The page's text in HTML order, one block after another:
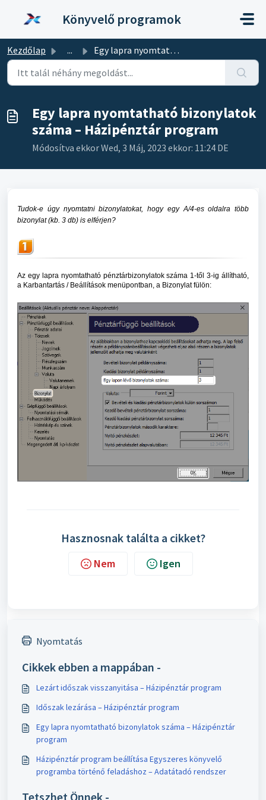
Könyvelő programok
Kezdőlap ... Egy lapra nyomtatható bizonylatok száma – Házipénztár pro...
Egy lapra nyomtatható bizonylatok
száma – Házipénztár program
Módosítva ekkor Wed, 3 Máj, 2023 ekkor: 11:24 DE
Tudok-e úgy nyomtatni bizonylatokat, hogy egy A/4-es oldalra több
bizonylat (kb. 3 db) is elférjen?
Az egy lapra nyomtatható pénztárbizonylatok száma 1-től 3-ig állítható,
a Karbantartás / Beállítások menüpontban, a Bizonylat fülön:
Hasznosnak találta a cikket?
Nem Igen
Nyomtatás
Cikkek ebben a mappában -
Lezárt időszak visszanyitása – Házipénztár program
Időszak lezárása – Házipénztár program
Egy lapra nyomtatható bizonylatok száma – Házipénztár
program
Házipénztár program beállítása Egyszeres könyvelő
programba történő feladáshoz – Adatátadó rendszer
Tetszhet Önnek -